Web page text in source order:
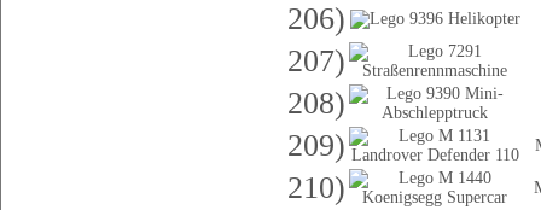
206)
207)
208)
209)
210)